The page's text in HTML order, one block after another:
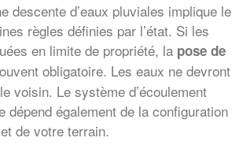
descente d’eaux pluviales implique le
règles définies par l’état. Si les
en limite de propriété, la pose de
obligatoire. Les eaux ne devront
voisin. Le système d’écoulement
dépend également de la configuration
de votre terrain.